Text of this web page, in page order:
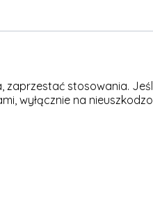
zaprzestać stosowania.
wyłącznie na